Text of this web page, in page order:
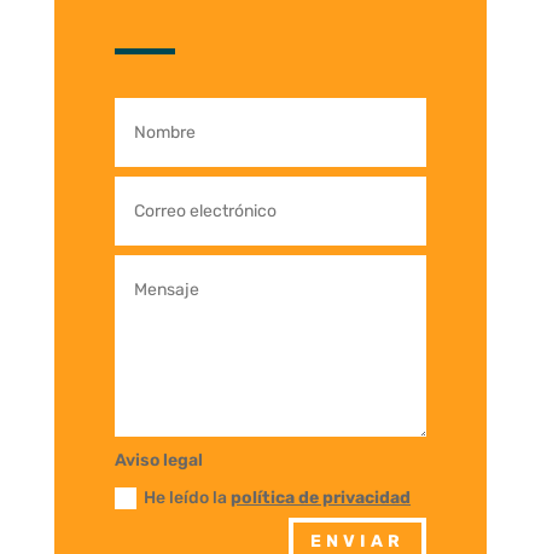
Aviso legal
He leído lapolítica de privacidad
ENVIAR